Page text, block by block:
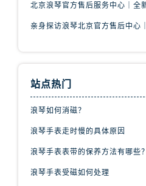
站点热门
浪琴如何消磁？
浪琴手表走时慢的具体原因
浪琴手表表带的保养方法有哪些？
浪琴手表受磁如何处理